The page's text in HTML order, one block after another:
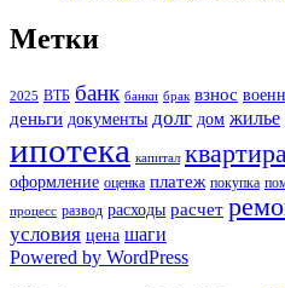
Метки
2025 ВТБ банк банки брак взнос
деньги документы долг дом жилье
ипотека капитал
оформление оценка платеж покупка
процесс развод расходы расчет
условия цена шаги
Powered by WordPress